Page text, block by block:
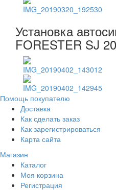
Установка
FORESTER SJ
Помощь покупателю
Доставка
Как сделать заказ
Как зарегистрироваться
Карта сайта
Магазин
Каталог
Моя корзина
Регистрация